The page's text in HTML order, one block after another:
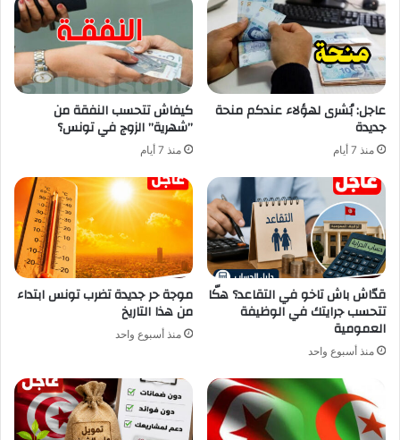
عاجل: بُشرى لهؤلاء عندكم منحة
جديدة
منذ 7 أيام
كيفاش تتحسب النفقة من
”شهرية” الزوج في تونس؟
منذ 7 أيام
قدّاش باش تاخو في التقاعد؟ هكّا
تتحسب جرايتك في الوظيفة
العمومية
منذ أسبوع واحد
موجة حر جديدة تضرب تونس ابتداء
من هذا التاريخ
منذ أسبوع واحد